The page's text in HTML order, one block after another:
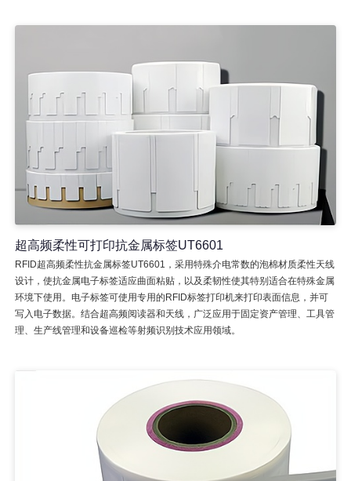
超高频柔性可打印抗金属标签UT6601
RFID超高频柔性抗金属标签UT6601，采用特殊介电常数的泡棉材质柔性天线
设计，使抗金属电子标签适应曲面粘贴，以及柔韧性使其特别适合在特殊金属
环境下使用。电子标签可使用专用的RFID标签打印机来打印表面信息，并可
写入电子数据。结合超高频阅读器和天线，广泛应用于固定资产管理、工具管
理、生产线管理和设备巡检等射频识别技术应用领域。